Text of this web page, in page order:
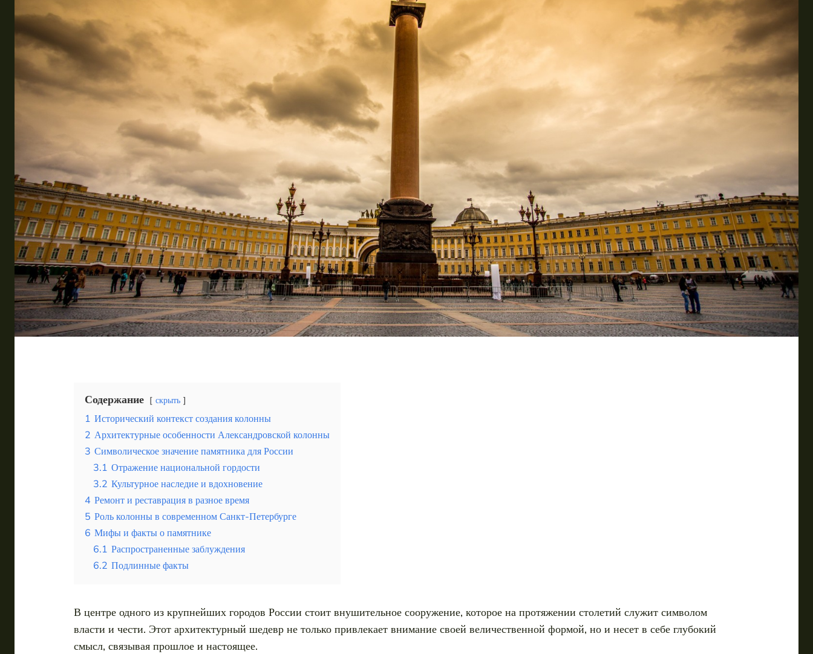
Эквадор
Топ мест отдыха
Анапа
Алтай
Кавказские Минеральные Воды
Крым
Сочи
Египет
ОАЭ
Таиланд
Турция
Шри-Ланка
Море
Лаос как уникальное направление для отдыха в самом сердце Юго-Восточной Азии с богатым культурным наследием
Содержание скрыть
1 Исторический контекст создания колонны
2 Архитектурные особенности Александровской колонны
3 Символическое значение памятника для России
3.1 Отражение национальной гордости
3.2 Культурное наследие и вдохновение
4 Ремонт и реставрация в разное время
5 Роль колонны в современном Санкт-Петербурге
6 Мифы и факты о памятнике
6.1 Распространенные заблуждения
6.2 Подлинные факты
В центре одного из крупнейших городов России стоит внушительное сооружение, которое на протяжении столетий служит символом
власти и чести. Этот архитектурный шедевр не только привлекает внимание своей величественной формой, но и несет в себе глубокий
смысл, связывая прошлое и настоящее.